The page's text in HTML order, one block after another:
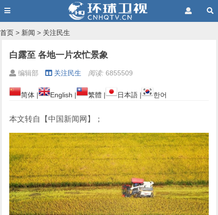
首页 > 新闻 > 关注民生
白露至 各地一片农忙景象
编辑部 关注民生 阅读: 6855509
简体 | English | 繁體 | 日本語 | 한어
本文转自【中国新闻网】；